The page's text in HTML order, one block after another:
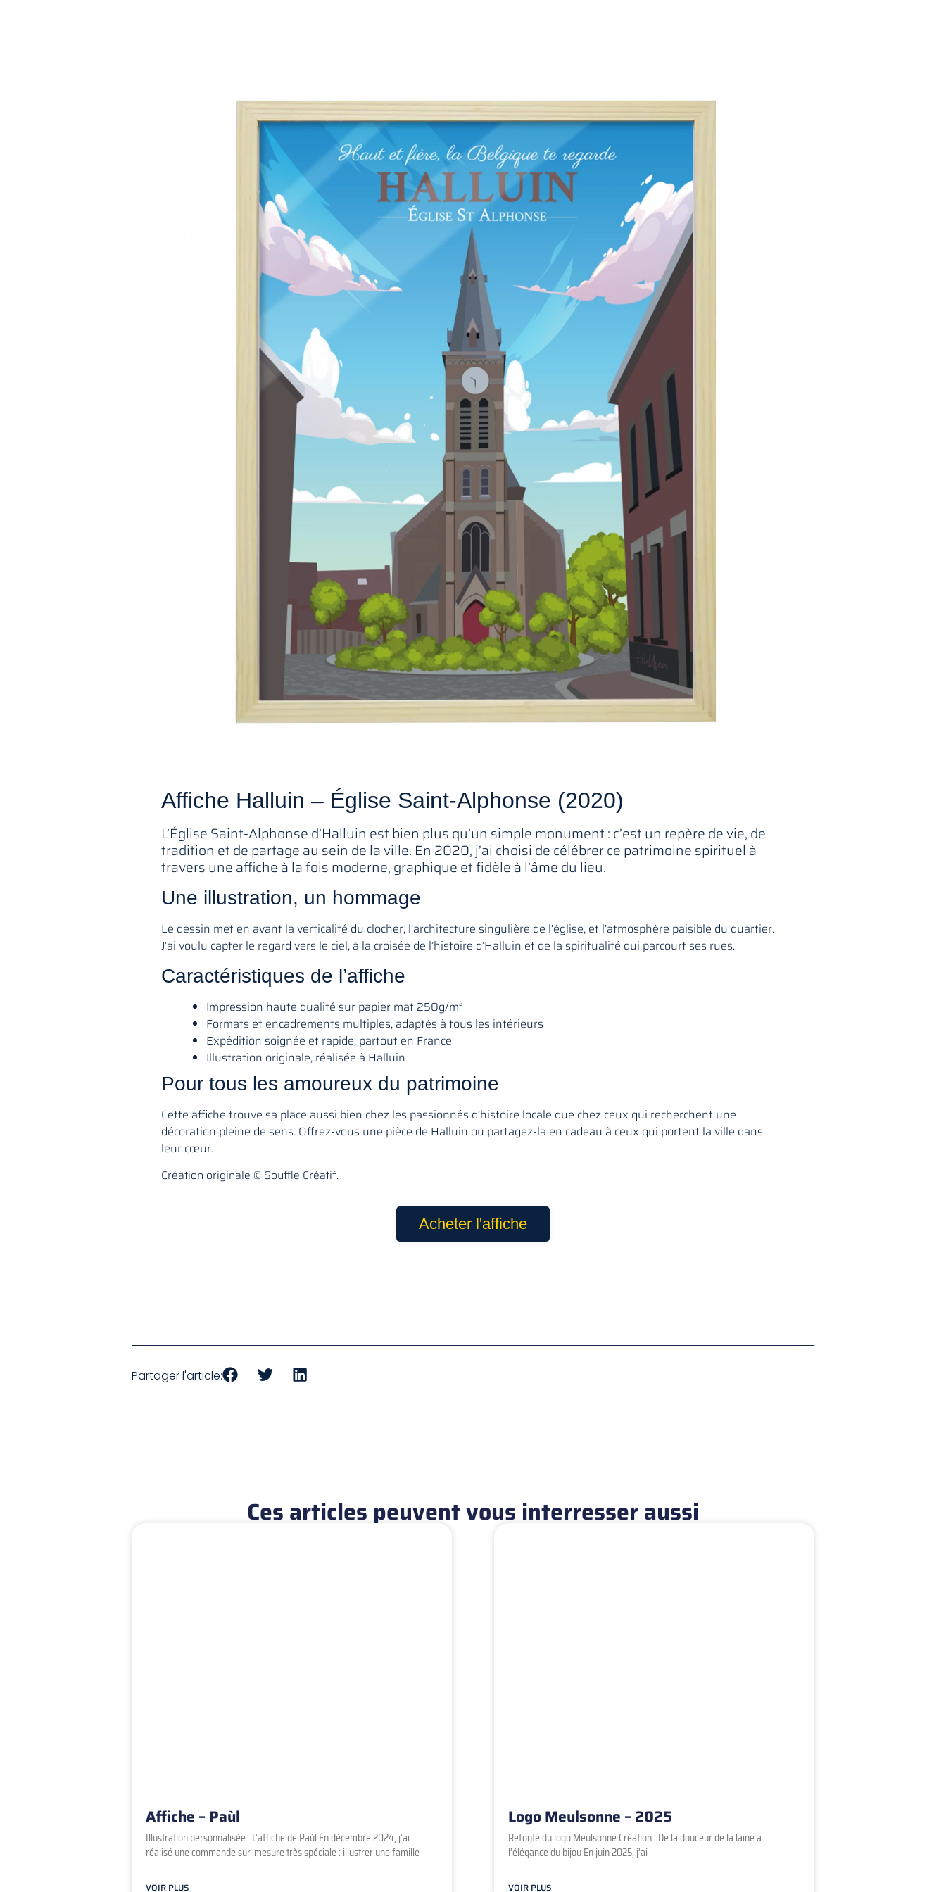
Affiche Halluin – Église Saint-Alphonse (2020)
L’Église Saint-Alphonse d’Halluin est bien plus qu’un simple monument : c’est un repère de vie, de
tradition et de partage au sein de la ville. En 2020, j’ai choisi de célébrer ce patrimoine spirituel à
travers une affiche à la fois moderne, graphique et fidèle à l’âme du lieu.
Une illustration, un hommage
Le dessin met en avant la verticalité du clocher, l’architecture singulière de l’église, et l’atmosphère paisible du quartier.
J’ai voulu capter le regard vers le ciel, à la croisée de l’histoire d’Halluin et de la spiritualité qui parcourt ses rues.
Caractéristiques de l’affiche
Impression haute qualité sur papier mat 250g/m²
Formats et encadrements multiples, adaptés à tous les intérieurs
Expédition soignée et rapide, partout en France
Illustration originale, réalisée à Halluin
Pour tous les amoureux du patrimoine
Cette affiche trouve sa place aussi bien chez les passionnés d’histoire locale que chez ceux qui recherchent une
décoration pleine de sens. Offrez-vous une pièce de Halluin ou partagez-la en cadeau à ceux qui portent la ville dans
leur cœur.
Création originale © Souffle Créatif.
Acheter l'affiche
Partager l'article:
Ces articles peuvent vous interresser aussi
Affiche – Paùl
Illustration personnalisée : L’affiche de Paùl En décembre 2024, j’ai
réalisé une commande sur-mesure très spéciale : illustrer une famille
VOIR PLUS
Logo Meulsonne – 2025
Refonte du logo Meulsonne Création : De la douceur de la laine à
l’élégance du bijou En juin 2025, j’ai
VOIR PLUS